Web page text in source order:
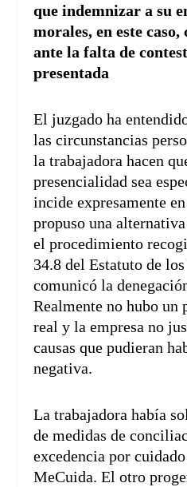
que indemnizar a su
morales, en este caso,
ante la falta de
presentada
El juzgado ha
las circunstancias
la trabajadora hacen
presencialidad sea
incide expresamente
propuso una
el procedimiento
34.8 del Estatuto de
comunicó la
Realmente no hubo un
real y la empresa no
causas que pudieran
negativa.
La trabajadora había
de medidas de
excedencia por
MeCuida. El otro